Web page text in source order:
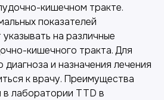
кишечном тракте.
показателей
на различные
кишечного тракта. Для
диагноза и назначения лечения
к врачу. Преимущества
лаборатории TTD в